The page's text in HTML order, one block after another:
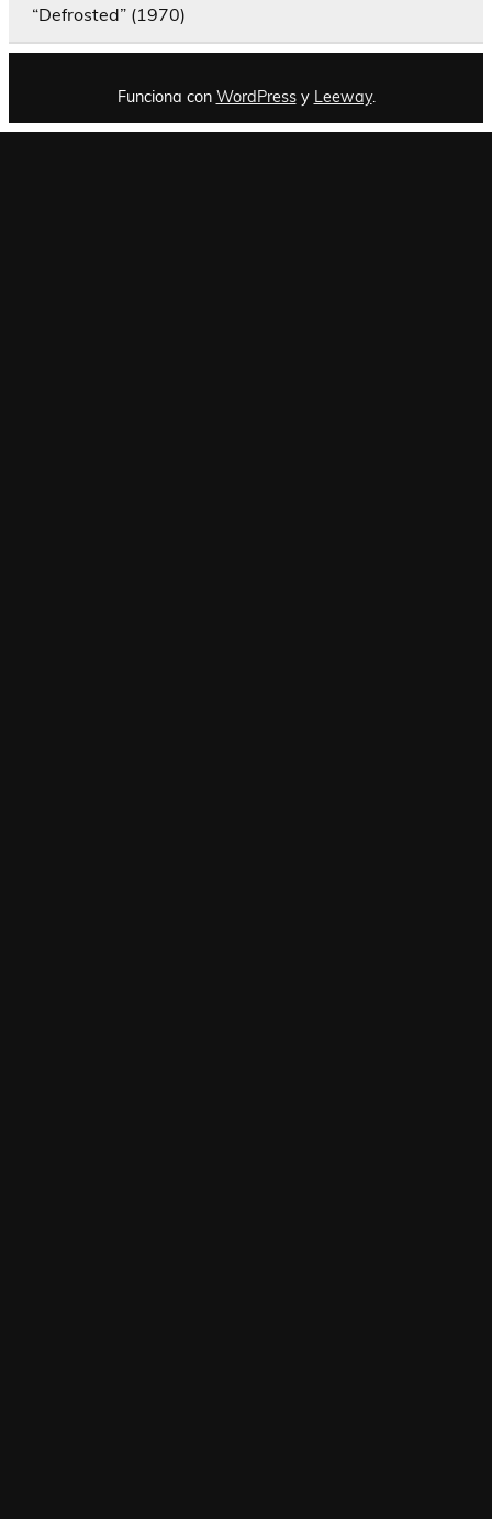
“Defrosted” (1970)
Funciona con WordPressy Leeway.